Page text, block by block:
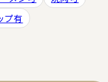
プ有